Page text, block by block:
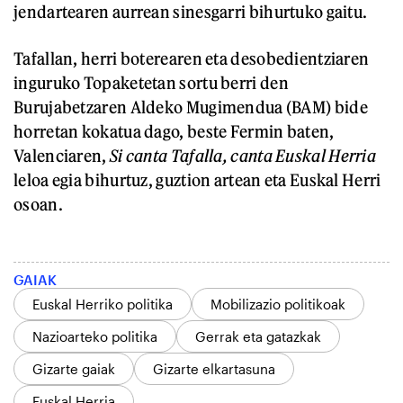
jendartearen aurrean sinesgarri bihurtuko gaitu.
Tafallan, herri boterearen eta desobedientziaren
inguruko Topaketetan sortu berri den
Burujabetzaren Aldeko Mugimendua (BAM) bide
horretan kokatua dago, beste Fermin baten,
Valenciaren,Si canta Tafalla, canta Euskal Herria
leloa egia bihurtuz, guztion artean eta Euskal Herri
osoan.
GAIAK
Euskal Herriko politika
Mobilizazio politikoak
Nazioarteko politika
Gerrak eta gatazkak
Gizarte gaiak
Gizarte elkartasuna